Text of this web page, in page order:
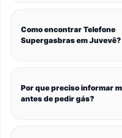
Como encontrar Telefone
Supergasbras em Juvevê?
Por que preciso informar
antes de pedir gás?